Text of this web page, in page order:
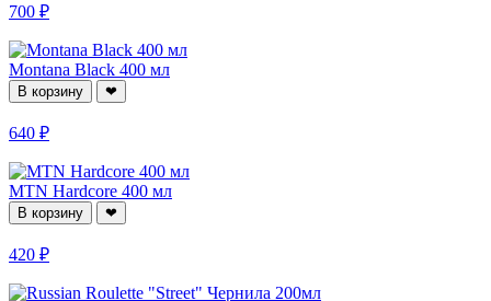
700 ₽
Montana Black 400 мл
В корзину ❤
640 ₽
MTN Hardcore 400 мл
В корзину ❤
420 ₽